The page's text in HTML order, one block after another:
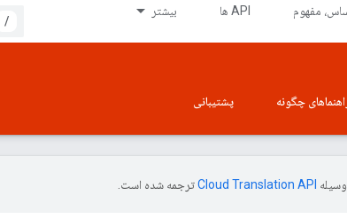
مفهوم API ها بیشتر
/
چگونه پشتیبانی
ترجمه شده است.